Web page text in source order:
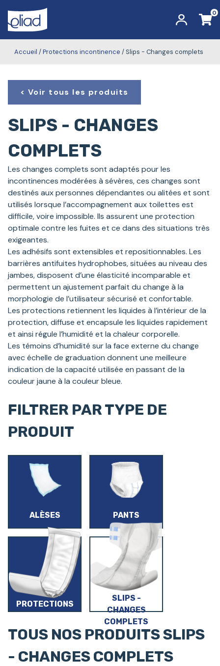
content
ELIAD 0
Accueil /Protections incontinence / Slips - Changes complets
Voir tous les produits
SLIPS - CHANGES
COMPLETS
Les changes complets sont adaptés pour les
incontinences modérées à sévères, ces changes sont
destinés aux personnes dépendantes ou alitées et sont
utilisés lorsque l’accompagnement aux toilettes est
difficile, voire impossible. Ils assurent une protection
optimale contre les fuites et ce dans des situations très
exigeantes.
Les adhésifs sont extensibles et repositionnables. Les
barrières antifuites hydrophobes, situées au niveau des
jambes, disposent d’une élasticité incomparable et
permettent un ajustement parfait du change à la
morphologie de l’utilisateur sécurisé et confortable.
Les protections retiennent les liquides à l’intérieur de la
protection, diffuse et encapsule les liquides rapidement
et ainsi régule l’humidité et la chaleur corporelle.
Les témoins d’humidité sur la face externe du change
avec échelle de graduation donnent une meilleure
indication de la capacité utilisée en passant de la
couleur jaune à la couleur bleue.
FILTRER PAR TYPE DE
PRODUIT
ALÈSES PANTS
PROTECTIONS
SLIPS -
CHANGES
COMPLETS
TOUS NOS PRODUITS SLIPS
- CHANGES COMPLETS